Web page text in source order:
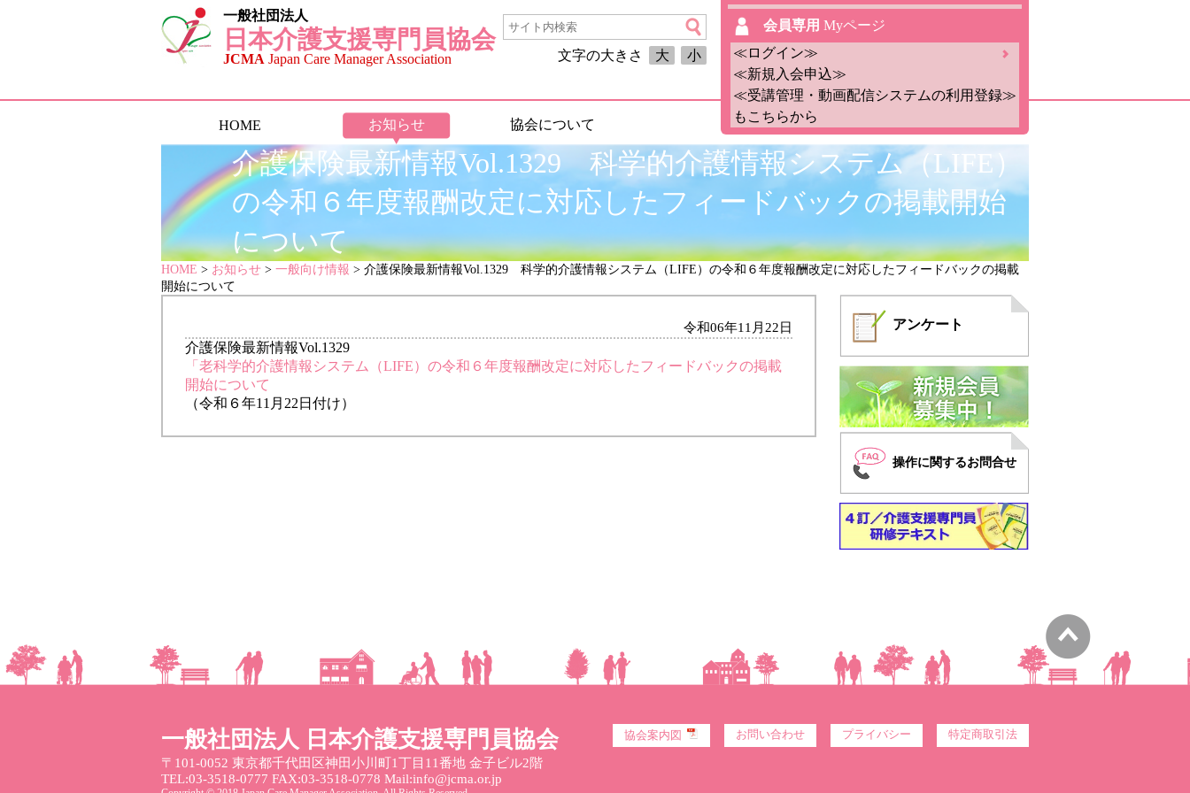
一般社団法人
日本介護支援専門員協会
JCMA Japan Care Manager Association 文字の大きさ 大 小
会員専用 Myページ
≪ログイン≫
≪新規入会申込≫
≪受講管理・動画配信システムの利用登録≫
もこちらから
HOME お知らせ 協会について
介護保険最新情報Vol.1329 科学的介護情報システム（LIFE）
の令和６年度報酬改定に対応したフィードバックの掲載開始
について
HOME > お知らせ > 一般向け情報 > 介護保険最新情報Vol.1329 科学的介護情報システム（LIFE）の令和６年度報酬改定に対応したフィードバックの掲載
開始について
令和06年11月22日
介護保険最新情報Vol.1329
「老科学的介護情報システム（LIFE）の令和６年度報酬改定に対応したフィードバックの掲載
開始について
（令和６年11月22日付け）
アンケート
操作に関するお問合せ
一般社団法人 日本介護支援専門員協会
〒101-0052 東京都千代田区神田小川町1丁目11番地 金子ビル2階
TEL:03-3518-0777 FAX:03-3518-0778 Mail:info@jcma.or.jp
協会案内図 お問い合わせ プライバシー 特定商取引法